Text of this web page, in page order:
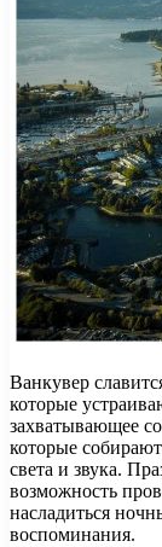
Ванкувер
которые
захватывающее
которые
света и звука.
возможность
насладиться
воспоминания.